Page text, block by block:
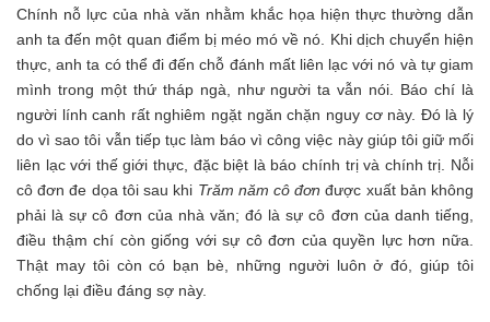
Chính nỗ lực của nhà văn nhằm khắc họa hiện thực thường dẫn
anh ta đến một quan điểm bị méo mó về nó. Khi dịch chuyển hiện
thực, anh ta có thể đi đến chỗ đánh mất liên lạc với nó và tự giam
mình trong một thứ tháp ngà, như người ta vẫn nói. Báo chí là
người lính canh rất nghiêm ngặt ngăn chặn nguy cơ này. Đó là lý
do vì sao tôi vẫn tiếp tục làm báo vì công việc này giúp tôi giữ mối
liên lạc với thế giới thực, đặc biệt là báo chính trị và chính trị. Nỗi
cô đơn đe dọa tôi sau khi Trăm năm cô đơnđược xuất bản không
phải là sự cô đơn của nhà văn; đó là sự cô đơn của danh tiếng,
điều thậm chí còn giống với sự cô đơn của quyền lực hơn nữa.
Thật may tôi còn có bạn bè, những người luôn ở đó, giúp tôi
chống lại điều đáng sợ này.